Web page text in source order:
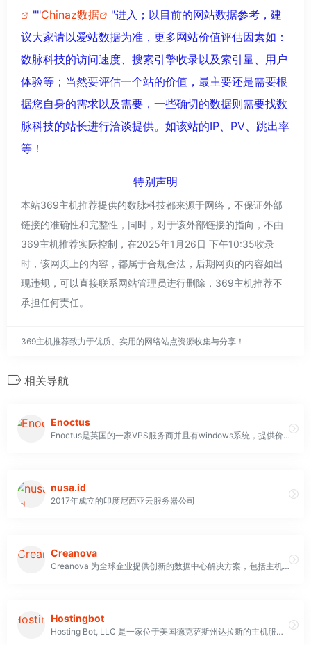
""Chinaz数据
"进入；以目前的网站数据参考，建
议大家请以爱站数据为准，更多网站价值评估因素如：
数脉科技的访问速度、搜索引擎收录以及索引量、用户
体验等；当然要评估一个站的价值，最主要还是需要根
据您自身的需求以及需要，一些确切的数据则需要找数
脉科技的站长进行洽谈提供。如该站的IP、PV、跳出率
等！
特别声明
本站369主机推荐提供的数脉科技都来源于网络，不保证外部
链接的准确性和完整性，同时，对于该外部链接的指向，不由
369主机推荐实际控制，在2025年1月26日 下午10:35收录
时，该网页上的内容，都属于合规合法，后期网页的内容如出
现违规，可以直接联系网站管理员进行删除，369主机推荐不
承担任何责任。
369主机推荐致力于优质、实用的网络站点资源收集与分享！
相关导航
Enoctus
Enoctus是英国的一家VPS服务商并且有windows系统，提供价廉的VPS和虚拟主机，Enoctus近期推出的香港数据中心价格很便宜，受到国内很多用户的欢迎和抢购
nusa.id
2017年成立的印度尼西亚云服务器公司
Creanova
Creanova 为全球企业提供创新的数据中心解决方案，包括主机托管、云服务和 IT 基础设施管理。
Hostingbot
Hosting Bot, LLC 是一家位于美国德克萨斯州达拉斯的主机服务公司